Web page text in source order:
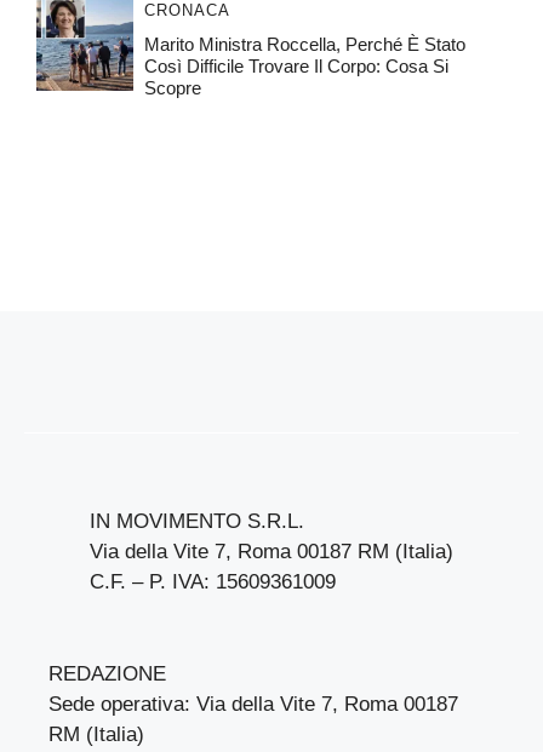
CRONACA
Marito Ministra Roccella, Perché È Stato
Così Difficile Trovare Il Corpo: Cosa Si
Scopre
IN MOVIMENTO S.R.L.
Via della Vite 7, Roma 00187 RM (Italia)
C.F. – P. IVA: 15609361009
REDAZIONE
Sede operativa: Via della Vite 7, Roma 00187
RM (Italia)